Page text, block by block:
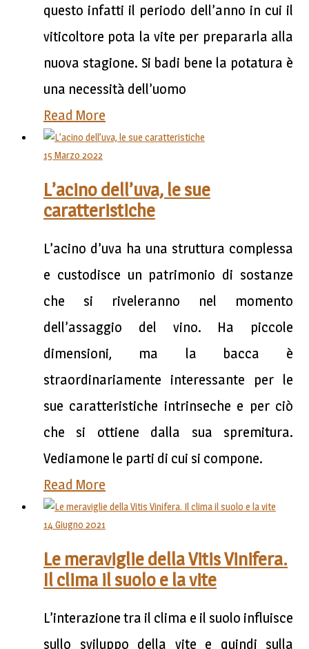
questo infatti il periodo dell’anno in cui il
viticoltore pota la vite per prepararla alla
nuova stagione. Si badi bene la potatura è
una necessità dell’uomo
Read More
15 Marzo 2022
L’acino dell’uva, le sue
caratteristiche
L’acino d’uva ha una struttura complessa
e custodisce un patrimonio di sostanze
che si riveleranno nel momento
dell’assaggio del vino. Ha piccole
dimensioni, ma la bacca è
straordinariamente interessante per le
sue caratteristiche intrinseche e per ciò
che si ottiene dalla sua spremitura.
Vediamone le parti di cui si compone.
Read More
14 Giugno 2021
Le meraviglie della Vitis Vinifera.
Il clima il suolo e la vite
L’interazione tra il clima e il suolo influisce
sullo sviluppo della vite e quindi sulla